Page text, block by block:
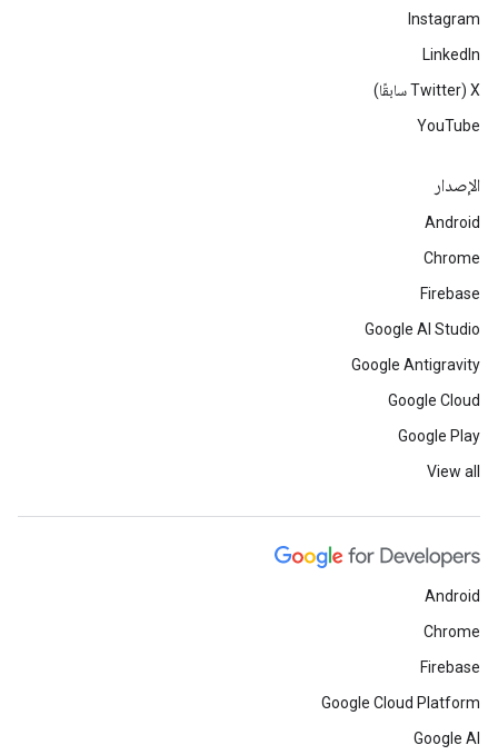
Instagram
LinkedIn
‫X ‏(Twitter سابقًا)
YouTube
الإصدار
Android
Chrome
Firebase
Google AI Studio
Google Antigravity
Google Cloud
Google Play
View all
Android
Chrome
Firebase
Google Cloud Platform
Google AI